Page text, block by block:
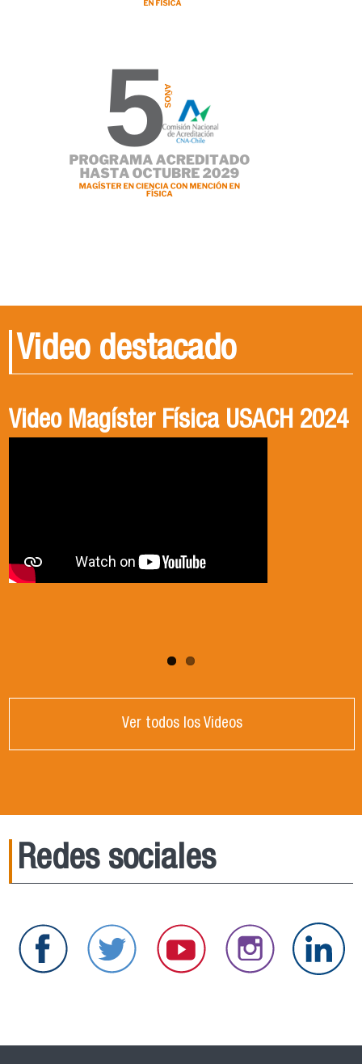
Video destacado
Video Magíster Física USACH 2024
Video Doctorado Física USACH
Ver todos los Videos
Redes sociales